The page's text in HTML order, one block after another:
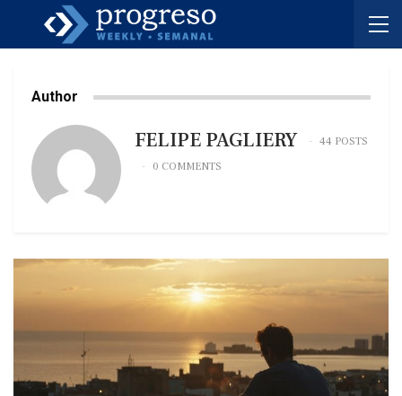
Author
FELIPE PAGLIERY
44 POSTS
0 COMMENTS